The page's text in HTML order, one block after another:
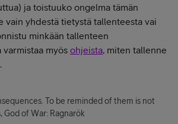
ja toistuuko ongelma tämän
vain yhdestä tietystä tallenteesta vai
minkään tallenteen
varmistaa myös ohjeista, miten tallenne
To be reminded of them is not
God of War: Ragnarök